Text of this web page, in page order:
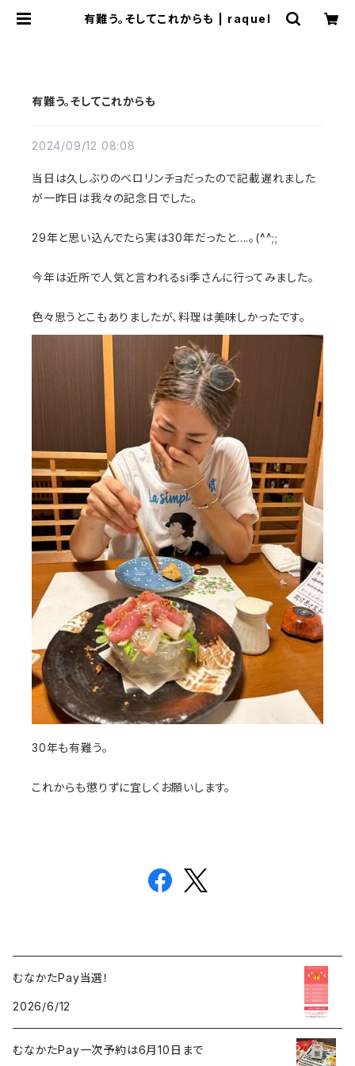
有難う。そしてこれからも | raquel
有難う。そしてこれからも
2024/09/12 08:08
当日は久しぶりのベロリンチョだったので記載遅れました
が一昨日は我々の記念日でした。
29年と思い込んでたら実は30年だったと....。(^^;;
今年は近所で人気と言われるsi季さんに行ってみました。
色々思うとこもありましたが、料理は美味しかったです。
30年も有難う。
これからも懲りずに宜しくお願いします。
むなかたPay当選！
2026/6/12
むなかたPay一次予約は6月10日まで